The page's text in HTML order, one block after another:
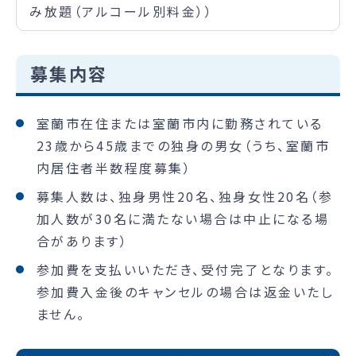
み放題（アルコール別料金））
募集内容
室蘭市在住または室蘭市内に勤務されている
23歳から45歳までの独身の男女（うち、室蘭市
内居住者半数程度募集）
募集人数は、独身男性20名、独身女性20名（参
加人数が30名に満たない場合は中止になる場
合があります）
参加費を支払いいただき、受付完了となります。
参加費入金後のキャンセルの場合は返金いたし
ません。